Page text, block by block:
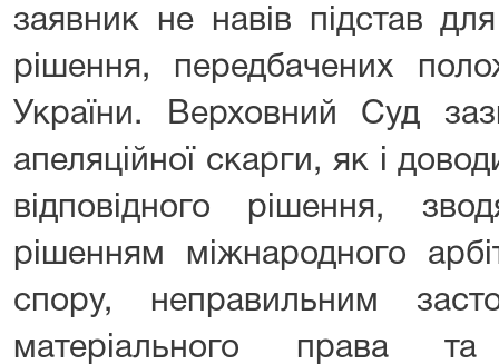
заявник не навів підстав
рішення, передбачених
України. Верховний Суд
апеляційної скарги, як і
відповідного рішення,
рішенням міжнародного
спору, неправильним
матеріального права